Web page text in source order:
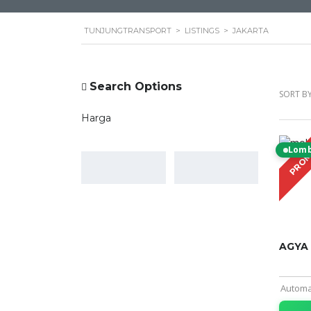
TUNJUNGTRANSPORT > LISTINGS > JAKARTA
Search Options
Harga
SORT
AGYA